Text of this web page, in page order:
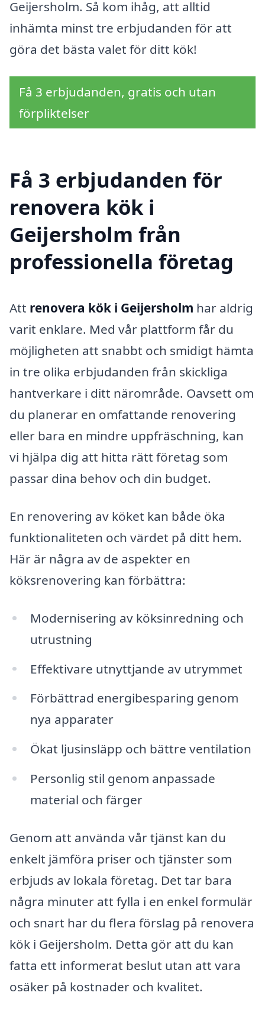
Geijersholm. Så kom ihåg, att alltid
inhämta minst tre erbjudanden för att
göra det bästa valet för ditt kök!
Få 3 erbjudanden, gratis och utan
förpliktelser
Få 3 erbjudanden för
renovera kök i
Geijersholm från
professionella företag
Att renovera kök i Geijersholm har aldrig
varit enklare. Med vår plattform får du
möjligheten att snabbt och smidigt hämta
in tre olika erbjudanden från skickliga
hantverkare i ditt närområde. Oavsett om
du planerar en omfattande renovering
eller bara en mindre uppfräschning, kan
vi hjälpa dig att hitta rätt företag som
passar dina behov och din budget.
En renovering av köket kan både öka
funktionaliteten och värdet på ditt hem.
Här är några av de aspekter en
köksrenovering kan förbättra:
Modernisering av köksinredning och
utrustning
Effektivare utnyttjande av utrymmet
Förbättrad energibesparing genom
nya apparater
Ökat ljusinsläpp och bättre ventilation
Personlig stil genom anpassade
material och färger
Genom att använda vår tjänst kan du
enkelt jämföra priser och tjänster som
erbjuds av lokala företag. Det tar bara
några minuter att fylla i en enkel formulär
och snart har du flera förslag på renovera
kök i Geijersholm. Detta gör att du kan
fatta ett informerat beslut utan att vara
osäker på kostnader och kvalitet.